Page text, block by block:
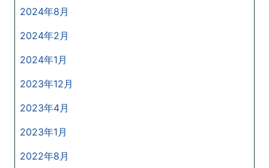
2024年8月
2024年2月
2024年1月
2023年12月
2023年4月
2023年1月
2022年8月